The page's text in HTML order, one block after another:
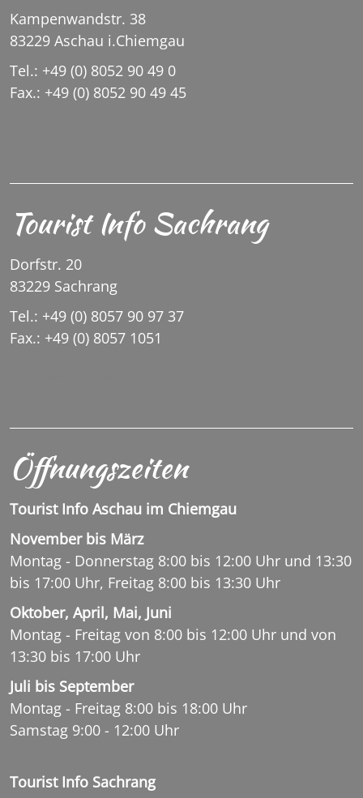
Kampenwandstr. 38
83229 Aschau i.Chiemgau
Tel.: +49 (0) 8052 90 49 0
Fax.: +49 (0) 8052 90 49 45
Tourist Info Sachrang
Dorfstr. 20
83229 Sachrang
Tel.: +49 (0) 8057 90 97 37
Fax.: +49 (0) 8057 1051
Öffnungszeiten
Tourist Info Aschau im Chiemgau
November bis März
Montag - Donnerstag 8:00 bis 12:00 Uhr und 13:30
bis 17:00 Uhr, Freitag 8:00 bis 13:30 Uhr
Oktober, April, Mai, Juni
Montag - Freitag von 8:00 bis 12:00 Uhr und von
13:30 bis 17:00 Uhr
Juli bis September
Montag - Freitag 8:00 bis 18:00 Uhr
Samstag 9:00 - 12:00 Uhr
Tourist Info Sachrang